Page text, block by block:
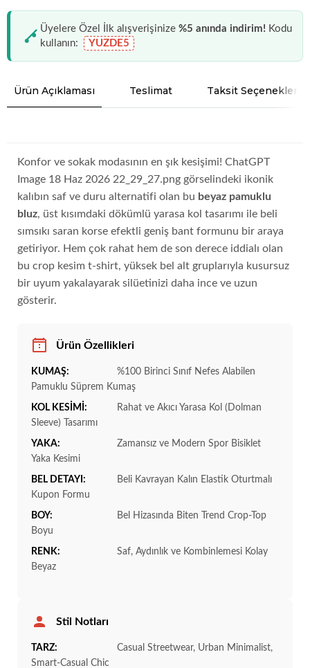
Üyelere Özel İlk alışverişinize %5 anında indirim! Kodu
kullanın:
YUZDE5
Ürün Açıklaması Teslimat Taksit Seçenekleri
Konfor ve sokak modasının en şık kesişimi! ChatGPT
Image 18 Haz 2026 22_29_27.png görselindeki ikonik
kalıbın saf ve duru alternatifi olan bu beyaz pamuklu
bluz, üst kısımdaki dökümlü yarasa kol tasarımı ile beli
sımsıkı saran korse efektli geniş bant formunu bir araya
getiriyor. Hem çok rahat hem de son derece iddialı olan
bu crop kesim t-shirt, yüksek bel alt gruplarıyla kusursuz
bir uyum yakalayarak silüetinizi daha ince ve uzun
gösterir.
Ürün Özellikleri
KUMAŞ:
%100 Birinci Sınıf Nefes Alabilen
Pamuklu Süprem Kumaş
KOL KESİMİ:
Rahat ve Akıcı Yarasa Kol (Dolman
Sleeve) Tasarımı
YAKA:
Zamansız ve Modern Spor Bisiklet
Yaka Kesimi
BEL DETAYI:
Beli Kavrayan Kalın Elastik Oturtmalı
Kupon Formu
BOY:
Bel Hizasında Biten Trend Crop-Top
Boyu
RENK:
Saf, Aydınlık ve Kombinlemesi Kolay
Beyaz
Stil Notları
TARZ:
Casual Streetwear, Urban Minimalist,
Smart-Casual Chic